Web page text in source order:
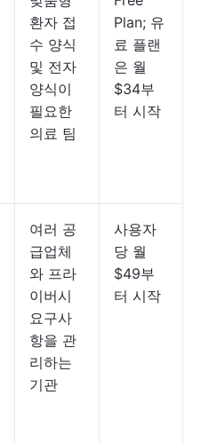
환자 접
수 양식
및 전자
양식이
필요한
의료 팀
Plan; 유
료 플랜
은 월
$34부
터 시작
여러 공
급업체
와 프라
이버시
요구사
항을 관
리하는
기관
사용자
당 월
$49부
터 시작